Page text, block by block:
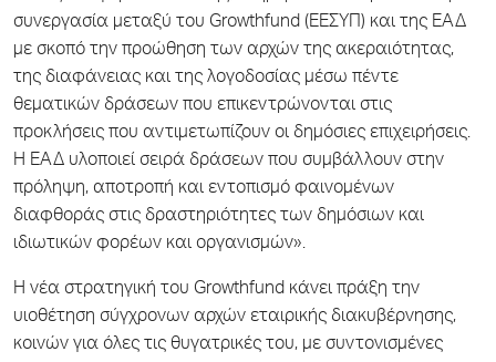
συνεργασία μεταξύ του Growthfund (ΕΕΣΥΠ) και της ΕΑΔ
με σκοπό την προώθηση των αρχών της ακεραιότητας,
της διαφάνειας και της λογοδοσίας μέσω πέντε
θεματικών δράσεων που επικεντρώνονται στις
προκλήσεις που αντιμετωπίζουν οι δημόσιες επιχειρήσεις.
Η ΕΑΔ υλοποιεί σειρά δράσεων που συμβάλλουν στην
πρόληψη, αποτροπή και εντοπισμό φαινομένων
διαφθοράς στις δραστηριότητες των δημόσιων και
ιδιωτικών φορέων και οργανισμών».
Η νέα στρατηγική του Growthfund κάνει πράξη την
υιοθέτηση σύγχρονων αρχών εταιρικής διακυβέρνησης,
κοινών για όλες τις θυγατρικές του, με συντονισμένες